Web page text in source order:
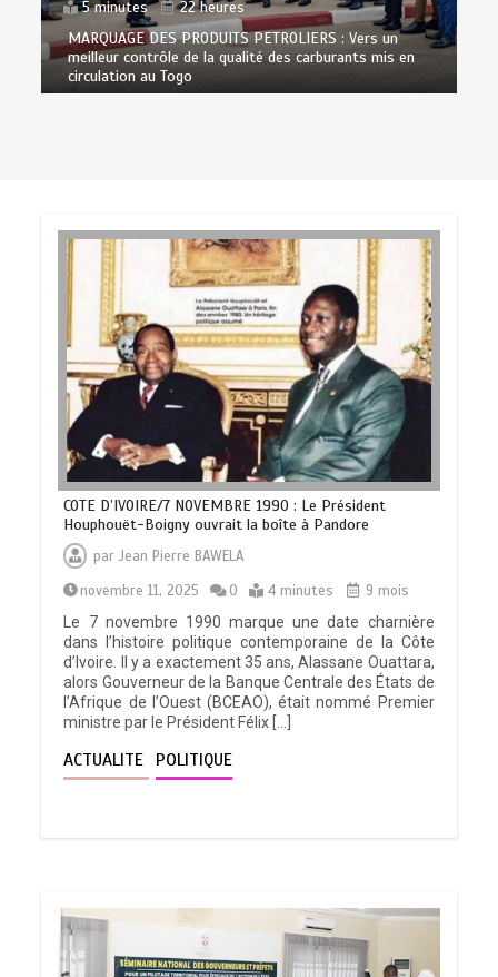
5 minutes
22 heures
MARQUAGE DES PRODUITS PETROLIERS : Vers un
meilleur contrôle de la qualité des carburants mis en
circulation au Togo
COTE D’IVOIRE/7 NOVEMBRE 1990 : Le Président
Houphouët-Boigny ouvrait la boîte à Pandore
parJean Pierre BAWELA
novembre 11, 2025
0 4 minutes
9 mois
Le 7 novembre 1990 marque une date charnière
dans l’histoire politique contemporaine de la Côte
d’Ivoire. Il y a exactement 35 ans, Alassane Ouattara,
alors Gouverneur de la Banque Centrale des États de
l’Afrique de l’Ouest (BCEAO), était nommé Premier
ministre par le Président Félix […]
ACTUALITE POLITIQUE